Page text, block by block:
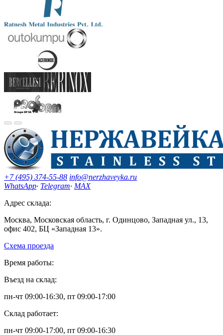
+7 (495) 374-55-88 info@nerzhaveyka.ru
WhatsApp· Telegram· MAX
Адрес склада:
Москва, Московская область, г. Одинцово, Западная ул., 13,
офис 402, БЦ «Западная 13».
Схема проезда
Время работы:
Въезд на склад:
пн-чт 09:00-16:30, пт 09:00-17:00
Склад работает:
пн-чт 09:00-17:00, пт 09:00-16:30